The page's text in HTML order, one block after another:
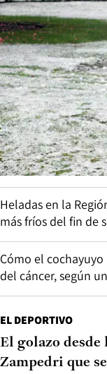
Heladas en la
más fríos del fin de
Cómo el
del cáncer, según
EL DEPORTIVO
El golazo
Zampedri que